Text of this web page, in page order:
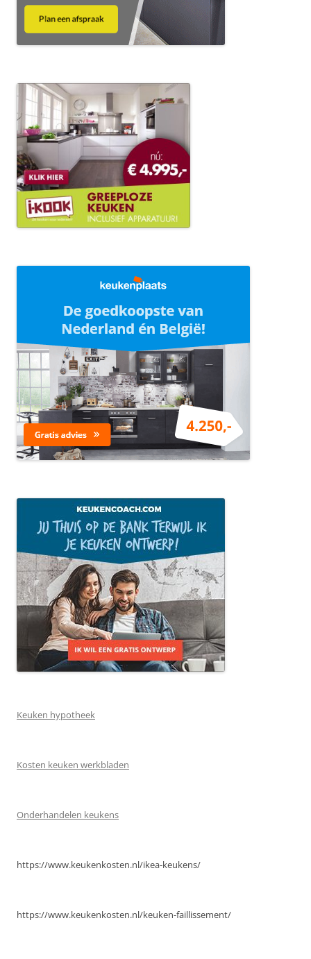
Keuken hypotheek
Kosten keuken werkbladen
Onderhandelen keukens
https://www.keukenkosten.nl/ikea-keukens/
https://www.keukenkosten.nl/keuken-faillissement/